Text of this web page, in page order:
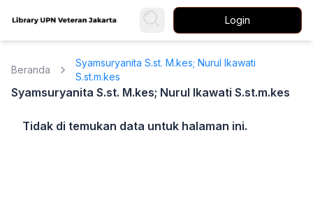
Login
Beranda
Syamsuryanita S.st. M.kes; Nurul Ikawati
S.st.m.kes
Syamsuryanita S.st. M.kes; Nurul Ikawati S.st.m.kes
Tidak di temukan data untuk halaman ini.